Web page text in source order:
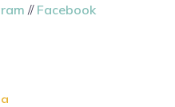
// Facebook